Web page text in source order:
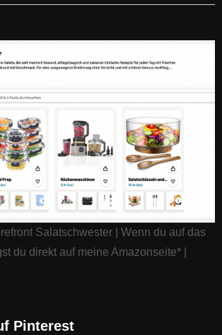
Salatschwester | Wenn du auf das
du direkt auf meine Amazonseite* |
Pinterest